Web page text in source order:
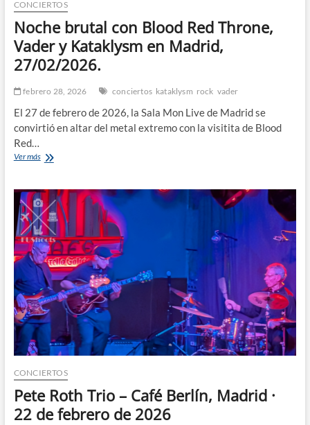
CONCIERTOS
Noche brutal con Blood Red Throne,
Vader y Kataklysm en Madrid,
27/02/2026.
febrero 28, 2026 conciertos kataklysm rock vader
El 27 de febrero de 2026, la Sala Mon Live de Madrid se
convirtió en altar del metal extremo con la visitita de Blood
Red…
Ver másNoche
Blood
Red
Throne,
Vader
y
Kataklysm
en
Madrid,
27/02/2026.
CONCIERTOS
Pete Roth Trio – Café Berlín, Madrid ·
22 de febrero de 2026